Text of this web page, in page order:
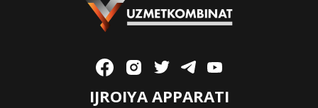
IJROIYA APPARATI